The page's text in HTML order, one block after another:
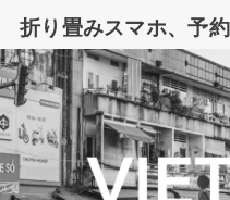
折り畳みスマホ、予